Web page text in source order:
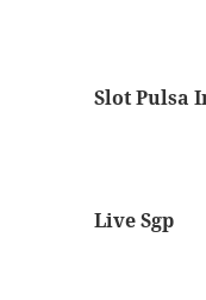
Slot Pulsa
Live Sgp